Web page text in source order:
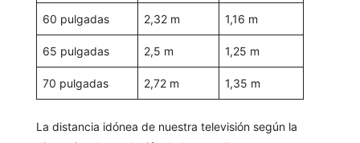
60 pulgadas 2,32 m 1,16 m
65 pulgadas 2,5 m 1,25 m
70 pulgadas 2,72 m 1,35 m
La distancia idónea de nuestra televisión según la